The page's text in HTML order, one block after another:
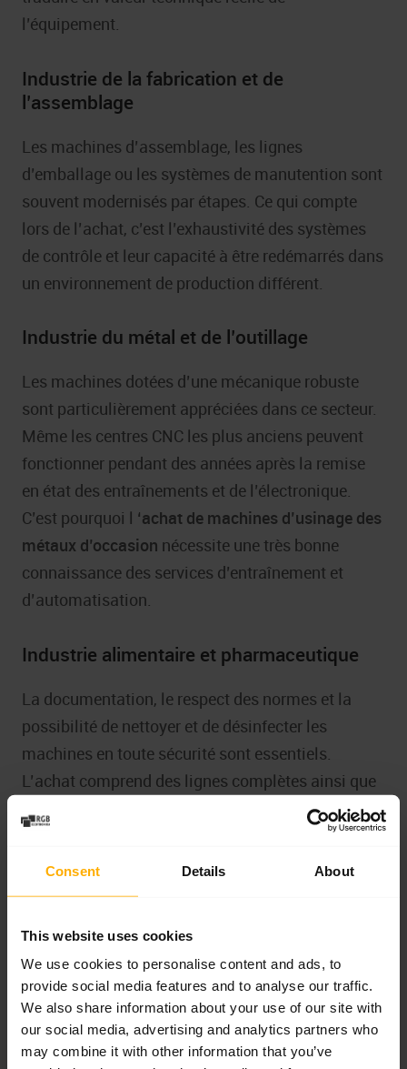
Consent Details About
This website uses cookies
We use cookies to personalise content and ads, to
provide social media features and to analyse our traffic.
We also share information about your use of our site with
our social media, advertising and analytics partners who
may combine it with other information that you’ve
l’équipement.
Industrie de la fabrication et de
l’assemblage
Les machines d’assemblage, les lignes
d’emballage ou les systèmes de manutention sont
souvent modernisés par étapes. Ce qui compte
lors de l’achat, c’est l’exhaustivité des systèmes
de contrôle et leur capacité à être redémarrés dans
un environnement de production différent.
Industrie du métal et de l’outillage
Les machines dotées d’une mécanique robuste
sont particulièrement appréciées dans ce secteur.
Même les centres CNC les plus anciens peuvent
fonctionner pendant des années après la remise
en état des entraînements et de l’électronique.
C’est pourquoi l ‘achat de machines d’usinage des
métaux d’occasion nécessite une très bonne
connaissance des services d’entraînement et
d’automatisation.
Industrie alimentaire et pharmaceutique
La documentation, le respect des normes et la
possibilité de nettoyer et de désinfecter les
machines en toute sécurité sont essentiels.
L’achat comprend des lignes complètes ainsi que
des modules d’automatisation individuels.
Signalez l’appareil pour
réparation et nous vous le
renverrons en parfait état de
marche.
Pour soumettre votre appareil à la
réparation, veuillez remplir le formulaire
“Devis de réparation”. Une description